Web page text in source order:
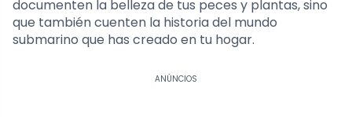
documenten la belleza de tus peces y plantas, sino
que también cuenten la historia del mundo
submarino que has creado en tu hogar.
ANÚNCIOS